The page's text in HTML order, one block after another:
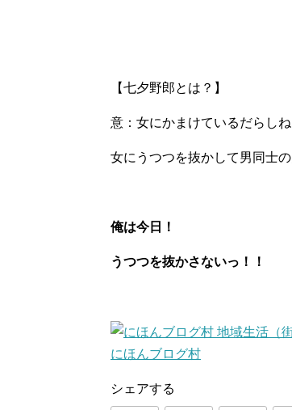
【七夕野郎とは？】
意：女にかまけているだらしね
女にうつつを抜かして男同士
俺は今日！
うつつを抜かさないっ！！
にほんブログ村
シェアする